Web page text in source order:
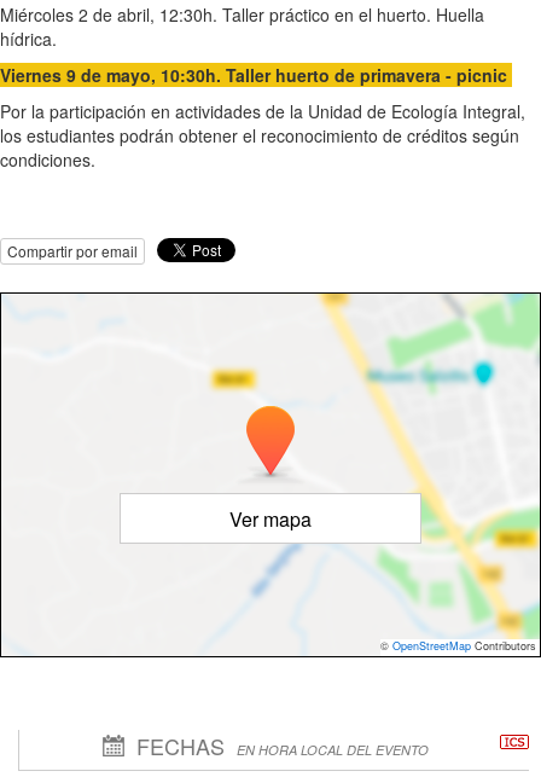
Miércoles 2 de abril, 12:30h. Taller práctico en el huerto. Huella
hídrica.
Viernes 9 de mayo, 10:30h. Taller huerto de primavera - picnic
Por la participación en actividades de la Unidad de Ecología Integral,
los estudiantes podrán obtener el reconocimiento de créditos según
condiciones.
Compartir por email
Ver mapa
© OpenStreetMap Contributors
FECHAS EN HORA LOCAL DEL EVENTO